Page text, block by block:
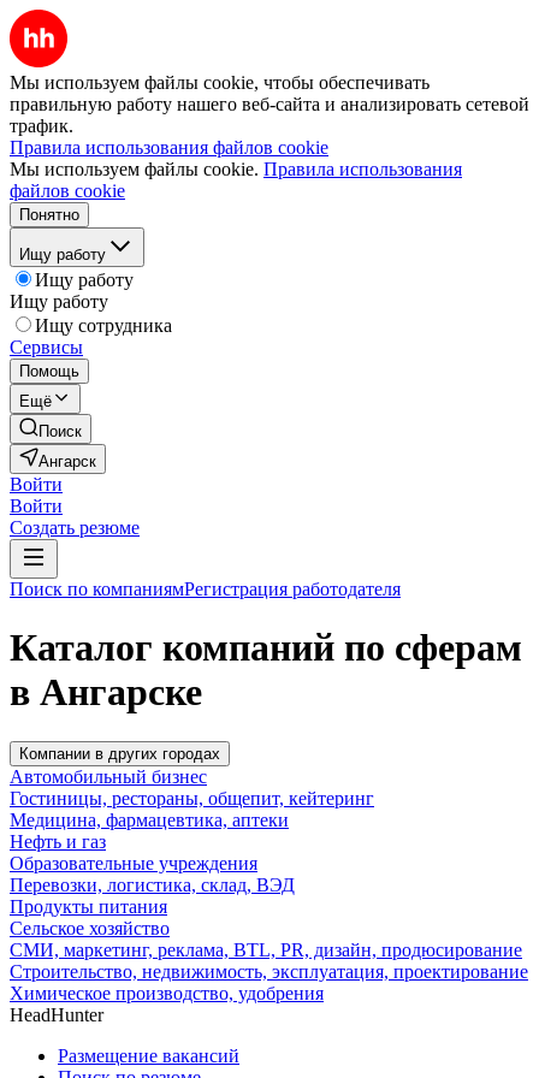
Мы используем файлы cookie, чтобы обеспечивать
правильную работу нашего веб-сайта и анализировать сетевой
трафик.
Правила использования файлов cookie
Мы используем файлы cookie. Правила использования
файлов cookie
Понятно
Ищу работу
Ищу работу
Ищу работу
Ищу сотрудника
Сервисы
Помощь
Ещё
Поиск
Ангарск
Войти
Войти
Создать резюме
Поиск по компаниямРегистрация работодателя
Каталог компаний по сферам
в Ангарске
Компании в других городах
Автомобильный бизнес
Гостиницы, рестораны, общепит, кейтеринг
Медицина, фармацевтика, аптеки
Нефть и газ
Образовательные учреждения
Перевозки, логистика, склад, ВЭД
Продукты питания
Сельское хозяйство
СМИ, маркетинг, реклама, BTL, PR, дизайн, продюсирование
Строительство, недвижимость, эксплуатация, проектирование
Химическое производство, удобрения
HeadHunter
Размещение вакансий